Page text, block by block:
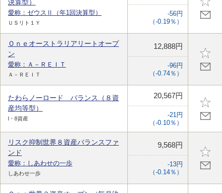
決算型）
愛称：ゼウスⅡ（年1回決算型）
ＵＳリト１Ｙ
-56円
（-0.19％）
Ｏｎｅオーストラリアリートオープ
ン
愛称：Ａ－ＲＥＩＴ
Ａ－ＲＥＩＴ
12,888円
-96円
（-0.74％）
たわらノーロード バランス（８資
産均等型）
l・8資産
20,567円
-21円
（-0.10％）
リスク抑制世界８資産バランスファ
ンド
愛称：しあわせの一歩
しあわせ一歩
9,568円
-13円
（-0.14％）